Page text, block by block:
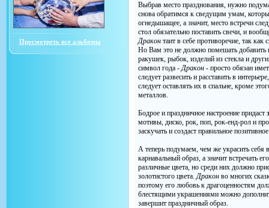
Просмотреть все альбомы
Выбрав место празднования, нужно
снова обратимся к сведущим умам,
огнедышащее, а значит, место встречи
стол обязательно поставить свечи, и
Дракон таит в себе противоречие, так
Но Вам это не должно помешать
ракушек, рыбок, изделий из стекла и
символ года - Дракон - просто обязан
следует развесить и расставить в
следует оставлять их в спальне, кроме
металлов.
Бодрое и праздничное настроение придаст
мотивы, диско, рок, поп, рок-енд-рол и
заскучать и создаст правильное
А теперь подумаем, чем же украсить
карнавальный образ, а значит встречать его
различные цвета, но среди них должно
золотистого цвета.Дракон во многих
поэтому его любовь к драгоценностям
блестящими украшениями можно
завершит праздничный образ.